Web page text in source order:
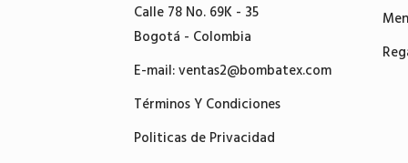
Calle 78 No. 69K - 35
Bogotá - Colombia
E-mail:ventas2@bombatex.com
Términos Y Condiciones
Politicas de Privacidad